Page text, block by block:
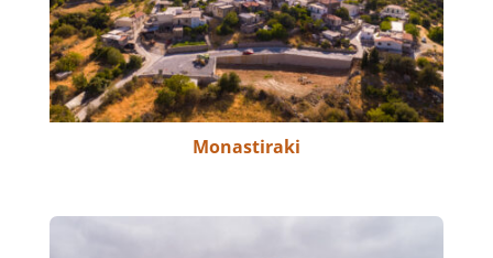
Monastiraki